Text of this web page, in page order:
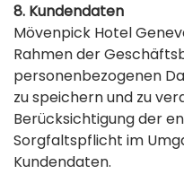
8. Kundendaten
Mövenpick Hotel
Rahmen der
personenbezogenen
zu speichern und zu
Berücksichtigung der
Sorgfaltspflicht im
Kundendaten.